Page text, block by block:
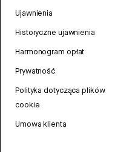
Ujawnienia
Historyczne ujawnienia
Harmonogram opłat
Prywatność
Polityka dotycząca plików
cookie
Umowa klienta